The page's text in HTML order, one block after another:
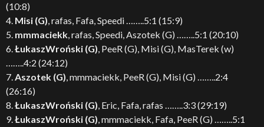
(10:8)
4. Misi (G), rafas, Fafa, Speedi ……..5:1 (15:9)
5. mmmaciekk, rafas, Speedi, Aszotek (G) ……..5:1 (20:10)
6.ŁukaszWroński (G), PeeR (G), Misi (G), MasTerek (w)
……..4:2 (24:12)
7.Aszotek (G), mmmaciekk, PeeR (G), Misi (G) ……..2:4
(26:16)
8.ŁukaszWroński (G), Eric, Fafa, rafas ……..3:3 (29:19)
9.ŁukaszWroński (G), mmmaciekk, Fafa, PeeR (G) ……..5:1